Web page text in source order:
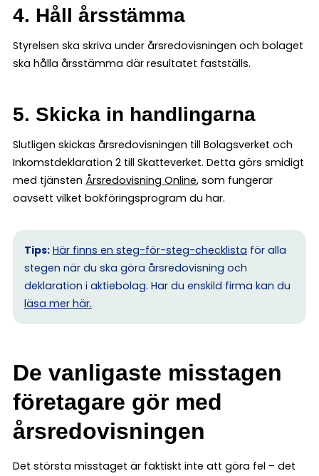
4. Håll årsstämma
Styrelsen ska skriva under årsredovisningen och bolaget
ska hålla årsstämma där resultatet fastställs.
5. Skicka in handlingarna
Slutligen skickas årsredovisningen till Bolagsverket och
Inkomstdeklaration 2 till Skatteverket. Detta görs smidigt
med tjänsten Årsredovisning Online, som fungerar
oavsett vilket bokföringsprogram du har.
Tips: Här finns en steg-för-steg-checklista för alla
stegen när du ska göra årsredovisning och
deklaration i aktiebolag. Har du enskild firma kan du
läsa mer här.
De vanligaste misstagen
företagare gör med
årsredovisningen
Det största misstaget är faktiskt inte att göra fel – det